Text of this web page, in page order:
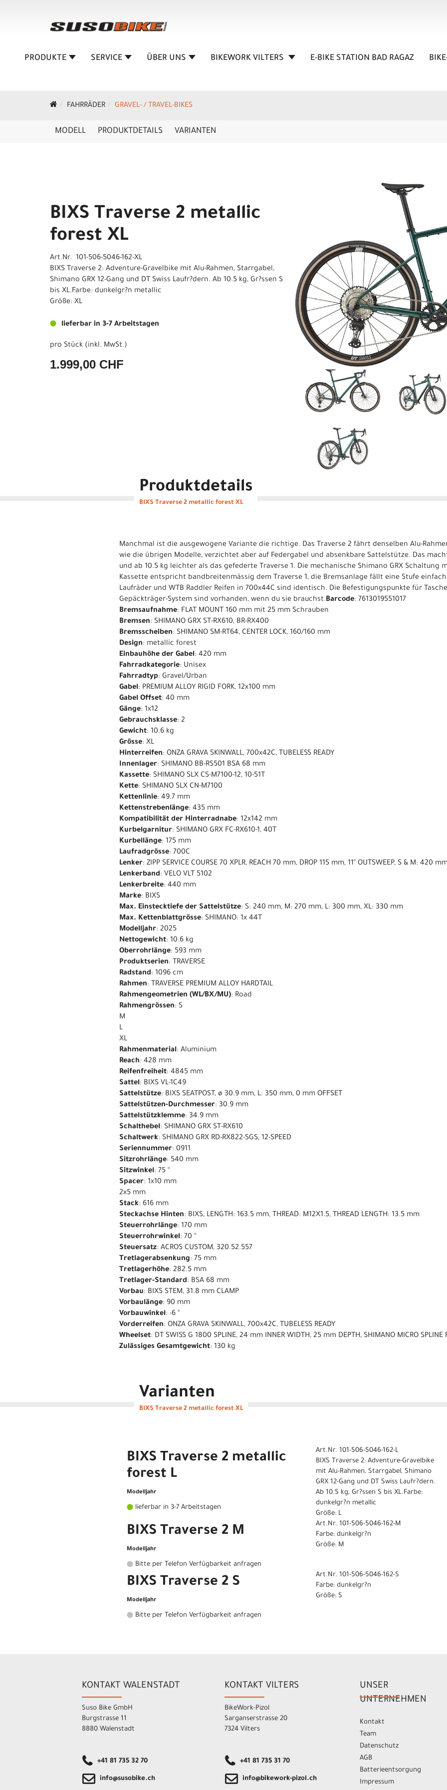
PRODUKTE SERVICE ÜBER UNS BIKEWORK VILTERS E-BIKE STATION BAD RAGAZ
FAHRRÄDER GRAVEL- / TRAVEL-BIKES
MODELL PRODUKTDETAILS VARIANTEN
BIXS Traverse 2 metallic
forest XL
Art.Nr. 101-506-5046-162-XL
BIXS Traverse 2: Adventure-Gravelbike mit Alu-Rahmen, Starrgabel,
Shimano GRX 12-Gang und DT Swiss Laufr?dern. Ab 10.5 kg, Gr?ssen S
bis XL.Farbe: dunkelgr?n metallic
Größe: XL
lieferbar in 3-7 Arbeitstagen
pro Stück (inkl. MwSt.)
1.999,00 CHF
Produktdetails
BIXS Traverse 2 metallic forest XL
Manchmal ist die ausgewogene Variante die richtige. Das Traverse 2 fährt denselben Alu-
wie die übrigen Modelle, verzichtet aber auf Federgabel und absenkbare Sattelstütze. Das
und ab 10.5 kg leichter als das gefederte Traverse 1. Die mechanische Shimano GRX Schaltung
Kassette entspricht bandbreitenmässig dem Traverse 1, die Bremsanlage fällt eine Stufe
Laufräder und WTB Raddler Reifen in 700x44C sind identisch. Die Befestigungspunkte für
Gepäckträger-System sind vorhanden, wenn du sie brauchst.Barcode: 7613019551017
Bremsaufnahme: FLAT MOUNT 160 mm mit 25 mm Schrauben
Bremsen: SHIMANO GRX ST-RX610, BR-RX400
Bremsscheiben: SHIMANO SM-RT64, CENTER LOCK, 160/160 mm
Design: metallic forest
Einbauhöhe der Gabel: 420 mm
Fahrradkategorie: Unisex
Fahrradtyp: Gravel/Urban
Gabel: PREMIUM ALLOY RIGID FORK, 12x100 mm
Gabel Offset: 40 mm
Gänge: 1x12
Gebrauchsklasse: 2
Gewicht: 10.6 kg
Grösse: XL
Hinterreifen: ONZA GRAVA SKINWALL, 700x42C, TUBELESS READY
Innenlager: SHIMANO BB-RS501 BSA 68 mm
Kassette: SHIMANO SLX CS-M7100-12, 10-51T
Kette: SHIMANO SLX CN-M7100
Kettenlinie: 49.7 mm
Kettenstrebenlänge: 435 mm
Kompatibilität der Hinterradnabe: 12x142 mm
Kurbelgarnitur: SHIMANO GRX FC-RX610-1, 40T
Kurbellänge: 175 mm
Laufradgrösse: 700C
Lenker: ZIPP SERVICE COURSE 70 XPLR, REACH 70 mm, DROP 115 mm, 11° OUTSWEEP, S & M: 420
Lenkerband: VELO VLT 5102
Lenkerbreite: 440 mm
Marke: BIXS
Max. Einstecktiefe der Sattelstütze: S: 240 mm, M: 270 mm, L: 300 mm, XL: 330 mm
Max. Kettenblattgrösse: SHIMANO: 1x 44T
Modelljahr: 2025
Nettogewicht: 10.6 kg
Oberrohrlänge: 593 mm
Produktserien: TRAVERSE
Radstand: 1096 cm
Rahmen: TRAVERSE PREMIUM ALLOY HARDTAIL
Rahmengeometrien (WL/BX/MU): Road
Rahmengrössen: S
M
L
XL
Rahmenmaterial: Aluminium
Reach: 428 mm
Reifenfreiheit: 4845 mm
Sattel: BIXS VL-1C49
Sattelstütze: BIXS SEATPOST, ø 30.9 mm, L: 350 mm, 0 mm OFFSET
Sattelstützen-Durchmesser: 30.9 mm
Sattelstützklemme: 34.9 mm
Schalthebel: SHIMANO GRX ST-RX610
Schaltwerk: SHIMANO GRX RD-RX822-SGS, 12-SPEED
Seriennummer: 0911
Sitzrohrlänge: 540 mm
Sitzwinkel: 75 °
Spacer: 1x10 mm
2x5 mm
Stack: 616 mm
Steckachse Hinten: BIXS, LENGTH: 163.5 mm, THREAD: M12X1.5, THREAD LENGTH: 13.5 mm
Steuerrohrlänge: 170 mm
Steuerrohrwinkel: 70 °
Steuersatz: ACROS CUSTOM, 320.52.557
Tretlagerabsenkung: 75 mm
Tretlagerhöhe: 282.5 mm
Tretlager-Standard: BSA 68 mm
Vorbau: BIXS STEM, 31.8 mm CLAMP
Vorbaulänge: 90 mm
Vorbauwinkel: -6 °
Vorderreifen: ONZA GRAVA SKINWALL, 700x42C, TUBELESS READY
Wheelset: DT SWISS G 1800 SPLINE, 24 mm INNER WIDTH, 25 mm DEPTH, SHIMANO MICRO SPLINE
Zulässiges Gesamtgewicht: 130 kg
Varianten
BIXS Traverse 2 metallic forest XL
BIXS Traverse 2 metallic
forest L
Modelljahr
lieferbar in 3-7 Arbeitstagen
Art.Nr. 101-506-5046-162-L
BIXS Traverse 2: Adventure-Gravelbike
mit Alu-Rahmen, Starrgabel, Shimano
GRX 12-Gang und DT Swiss Laufr?dern.
Ab 10.5 kg, Gr?ssen S bis XL.Farbe:
dunkelgr?n metallic
Größe: L
BIXS Traverse 2 M
Modelljahr
Bitte per Telefon Verfügbarkeit anfragen
Art.Nr. 101-506-5046-162-M
Farbe: dunkelgr?n
Größe: M
BIXS Traverse 2 S
Modelljahr
Bitte per Telefon Verfügbarkeit anfragen
Art.Nr. 101-506-5046-162-S
Farbe: dunkelgr?n
Größe: S
KONTAKT WALENSTADT
Suso Bike GmbH
Burgstrasse 11
8880 Walenstadt
+41 81 735 32 70
info@susobike.ch
KONTAKT VILTERS
BikeWork-Pizol
Sarganserstrasse 20
7324 Vilters
+41 81 735 31 70
info@bikework-pizol.ch
UNSER
UNTERNEHMEN
Kontakt
Team
Datenschutz
AGB
Batterieentsorgung
Impressum